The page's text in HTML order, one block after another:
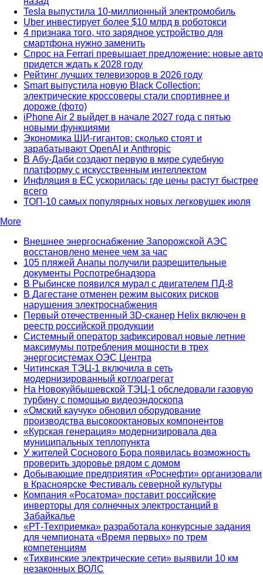
Tesla выпустила 10-миллионный электромобиль
Uber инвестирует более $10 млрд в роботокси
4 признака того, что зарядное устройство для
смартфона нужно заменить
Спрос на Ferrari превышает предложение: новые авто
придется ждать к 2028 году
Рейтинг лучших телевизоров в 2026 году
Smart выпустила новую Black Collection:
электрические кроссоверы стали спортивнее и
дороже (фото)
iPhone Air 2 выйдет в начале 2027 года с пятью
новыми функциями
Экономика ШИ-гигантов: сколько стоят и
зарабатывают OpenAI и Anthropic
В Абу-Даби создают первую в мире судебную
платформу с искусственным интеллектом
Инфляция в ЕС ускорилась: где цены растут быстрее
всего
ТОП-10 самых популярных новых легковушек июля
More
Внешнее энергоснабжение Запорожской АЭС
восстановлено менее чем за час
105 пляжей Анапы получили разрешительные
документы Роспотребнадзора
В Рыбинске появился мурал с двигателем ПД-8
В Дагестане отменен режим высоких рисков
нарушения электроснабжения
Первый отечественный 3D-сканер Helix включен в
реестр российской продукции
Системный оператор зафиксировал новые летние
максимумы потребления мощности в трех
энергосистемах ОЭС Центра
Читинская ТЭЦ-1 включила в сеть
модернизированный котлоагрегат
На Новокуйбышевской ТЭЦ-1 обследовали газовую
турбину с помощью видеоэндоскопа
«Омский каучук» обновил оборудование
производства высокооктановых компонентов
«Курская генерация» модернизировала два
муниципальных теплопункта
У жителей Соснового Бора появилась возможность
проверить здоровье рядом с домом
Добывающие предприятия «Роснефти» организовали
в Красноярске Фестиваль северной культуры
Компания «Росатома» поставит российские
инверторы для солнечных электростанций в
Забайкалье
«РТ-Техприемка» разработала конкурсные задания
для чемпионата «Время первых» по трем
компетенциям
«Тихвинские электрические сети» выявили 10 км
незаконных ВОЛС